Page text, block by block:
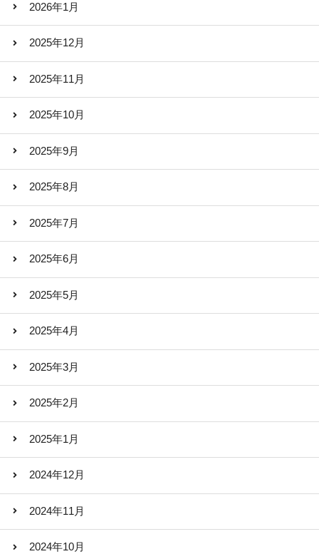
2026年1月
2025年12月
2025年11月
2025年10月
2025年9月
2025年8月
2025年7月
2025年6月
2025年5月
2025年4月
2025年3月
2025年2月
2025年1月
2024年12月
2024年11月
2024年10月